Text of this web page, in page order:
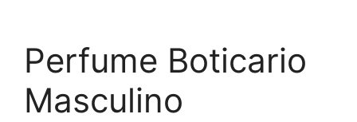
Perfume Boticario
Masculino